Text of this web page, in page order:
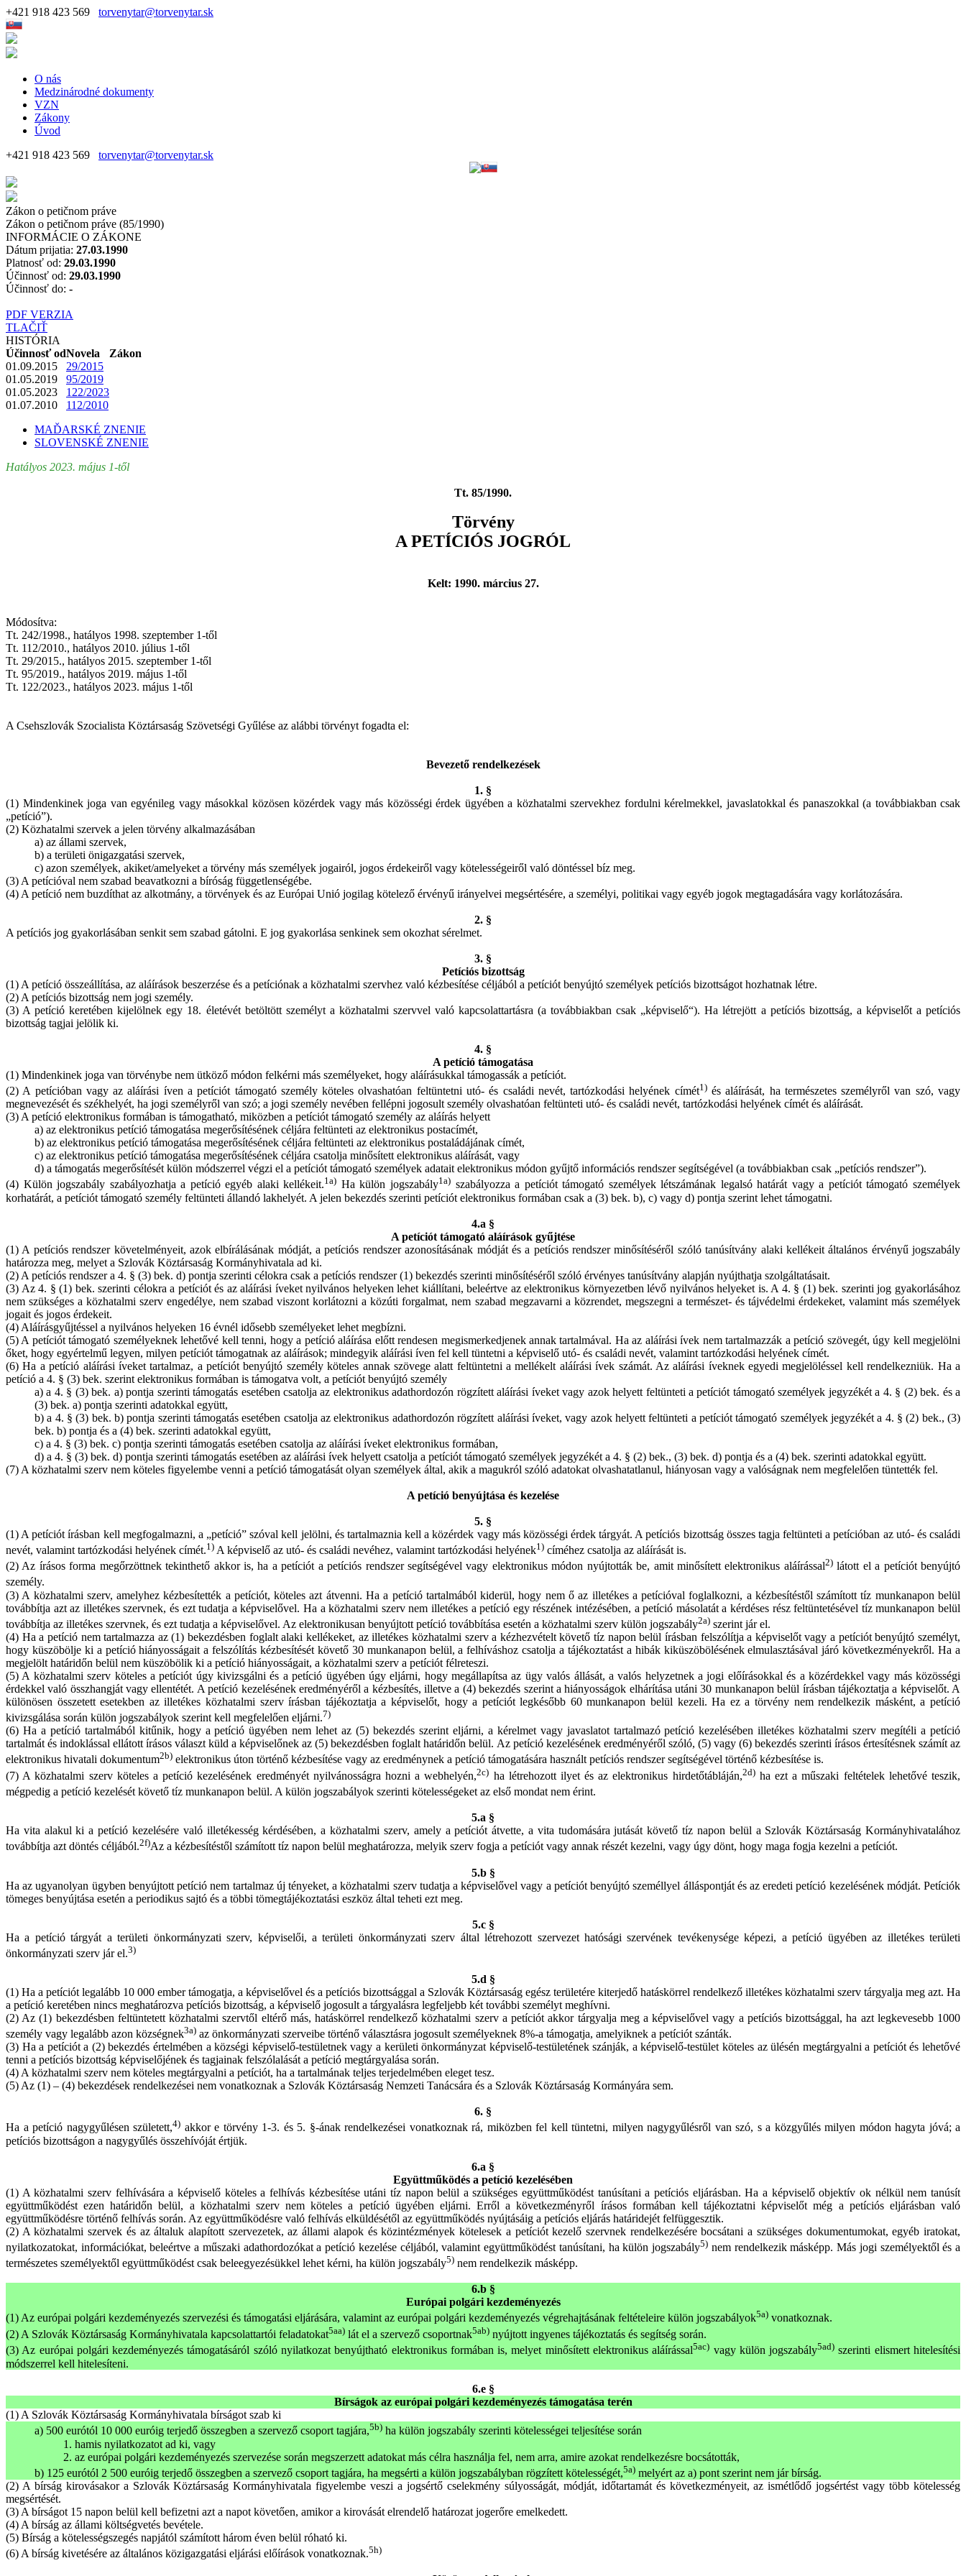
+421 918 423 569 torvenytar@torvenytar.sk
O nás
Medzinárodné dokumenty
VZN
Zákony
Úvod
+421 918 423 569 torvenytar@torvenytar.sk
Zákon o petičnom práve
Zákon o petičnom práve (85/1990)
INFORMÁCIE O ZÁKONE
Dátum prijatia: 27.03.1990
Platnosť od: 29.03.1990
Účinnosť od: 29.03.1990
Účinnosť do: -
PDF VERZIA
TLAČIŤ
HISTÓRIA
Účinnosť odNovela
Zákon
01.09.2015
29/2015
01.05.2019
95/2019
01.05.2023
122/2023
01.07.2010
112/2010
MAĎARSKÉ ZNENIE
SLOVENSKÉ ZNENIE
Hatályos 2023. május 1-től
Tt. 85/1990.
Törvény
A PETÍCIÓS JOGRÓL
Kelt: 1990. március 27.
Módosítva:
Tt. 242/1998., hatályos 1998. szeptember 1-től
Tt. 112/2010., hatályos 2010. július 1-től
Tt. 29/2015., hatályos 2015. szeptember 1-től
Tt. 95/2019., hatályos 2019. május 1-től
Tt. 122/2023., hatályos 2023. május 1-től
A Csehszlovák Szocialista Köztársaság Szövetségi Gyűlése az alábbi törvényt fogadta el:
Bevezető rendelkezések
1. §
(1) Mindenkinek joga van egyénileg vagy másokkal közösen közérdek vagy más közösségi érdek ügyében a közhatalmi szervekhez fordulni kérelmekkel, javaslatokkal és panaszokkal (a továbbiakban csak
„petíció”).
(2) Közhatalmi szervek a jelen törvény alkalmazásában
a) az állami szervek,
b) a területi önigazgatási szervek,
c) azon személyek, akiket/amelyeket a törvény más személyek jogairól, jogos érdekeiről vagy kötelességeiről való döntéssel bíz meg.
(3) A petícióval nem szabad beavatkozni a bíróság függetlenségébe.
(4) A petíció nem buzdíthat az alkotmány, a törvények és az Európai Unió jogilag kötelező érvényű irányelvei megsértésére, a személyi, politikai vagy egyéb jogok megtagadására vagy korlátozására.
2. §
A petíciós jog gyakorlásában senkit sem szabad gátolni. E jog gyakorlása senkinek sem okozhat sérelmet.
3. §
Petíciós bizottság
(1) A petíció összeállítása, az aláírások beszerzése és a petíciónak a közhatalmi szervhez való kézbesítése céljából a petíciót benyújtó személyek petíciós bizottságot hozhatnak létre.
(2) A petíciós bizottság nem jogi személy.
(3) A petíció keretében kijelölnek egy 18. életévét betöltött személyt a közhatalmi szervvel való kapcsolattartásra (a továbbiakban csak „képviselő“). Ha létrejött a petíciós bizottság, a képviselőt a petíciós
bizottság tagjai jelölik ki.
4. §
A petíció támogatása
(1) Mindenkinek joga van törvénybe nem ütköző módon felkérni más személyeket, hogy aláírásukkal támogassák a petíciót.
(2) A petícióban vagy az aláírási íven a petíciót támogató személy köteles olvashatóan feltüntetni utó- és családi nevét, tartózkodási helyének címét1)és aláírását, ha természetes személyről van szó, vagy
megnevezését és székhelyét, ha jogi személyről van szó; a jogi személy nevében fellépni jogosult személy olvashatóan feltünteti utó- és családi nevét, tartózkodási helyének címét és aláírását.
(3) A petíció elektronikus formában is támogatható, miközben a petíciót támogató személy az aláírás helyett
a) az elektronikus petíció támogatása megerősítésének céljára feltünteti az elektronikus postacímét,
b) az elektronikus petíció támogatása megerősítésének céljára feltünteti az elektronikus postaládájának címét,
c) az elektronikus petíció támogatása megerősítésének céljára csatolja minősített elektronikus aláírását, vagy
d) a támogatás megerősítését külön módszerrel végzi el a petíciót támogató személyek adatait elektronikus módon gyűjtő információs rendszer segítségével (a továbbiakban csak „petíciós rendszer”).
(4) Külön jogszabály szabályozhatja a petíció egyéb alaki kellékeit.1a) Ha külön jogszabály1a)szabályozza a petíciót támogató személyek létszámának legalsó határát vagy a petíciót támogató személyek
korhatárát, a petíciót támogató személy feltünteti állandó lakhelyét. A jelen bekezdés szerinti petíciót elektronikus formában csak a (3) bek. b), c) vagy d) pontja szerint lehet támogatni.
4.a §
A petíciót támogató aláírások gyűjtése
(1) A petíciós rendszer követelményeit, azok elbírálásának módját, a petíciós rendszer azonosításának módját és a petíciós rendszer minősítéséről szóló tanúsítvány alaki kellékeit általános érvényű jogszabály
határozza meg, melyet a Szlovák Köztársaság Kormányhivatala ad ki.
(2) A petíciós rendszer a 4. § (3) bek. d) pontja szerinti célokra csak a petíciós rendszer (1) bekezdés szerinti minősítéséről szóló érvényes tanúsítvány alapján nyújthatja szolgáltatásait.
(3) Az 4. § (1) bek. szerinti célokra a petíciót és az aláírási íveket nyilvános helyeken lehet kiállítani, beleértve az elektronikus környezetben lévő nyilvános helyeket is. A 4. § (1) bek. szerinti jog gyakorlásához
nem szükséges a közhatalmi szerv engedélye, nem szabad viszont korlátozni a közúti forgalmat, nem szabad megzavarni a közrendet, megszegni a természet- és tájvédelmi érdekeket, valamint más személyek
jogait és jogos érdekeit.
(4) Aláírásgyűjtéssel a nyilvános helyeken 16 évnél idősebb személyeket lehet megbízni.
(5) A petíciót támogató személyeknek lehetővé kell tenni, hogy a petíció aláírása előtt rendesen megismerkedjenek annak tartalmával. Ha az aláírási ívek nem tartalmazzák a petíció szövegét, úgy kell megjelölni
őket, hogy egyértelmű legyen, milyen petíciót támogatnak az aláírások; mindegyik aláírási íven fel kell tüntetni a képviselő utó- és családi nevét, valamint tartózkodási helyének címét.
(6) Ha a petíció aláírási íveket tartalmaz, a petíciót benyújtó személy köteles annak szövege alatt feltüntetni a mellékelt aláírási ívek számát. Az aláírási íveknek egyedi megjelöléssel kell rendelkezniük. Ha a
petíció a 4. § (3) bek. szerint elektronikus formában is támogatva volt, a petíciót benyújtó személy
a) a 4. § (3) bek. a) pontja szerinti támogatás esetében csatolja az elektronikus adathordozón rögzített aláírási íveket vagy azok helyett feltünteti a petíciót támogató személyek jegyzékét a 4. § (2) bek. és a
(3) bek. a) pontja szerinti adatokkal együtt,
b) a 4. § (3) bek. b) pontja szerinti támogatás esetében csatolja az elektronikus adathordozón rögzített aláírási íveket, vagy azok helyett feltünteti a petíciót támogató személyek jegyzékét a 4. § (2) bek., (3)
bek. b) pontja és a (4) bek. szerinti adatokkal együtt,
c) a 4. § (3) bek. c) pontja szerinti támogatás esetében csatolja az aláírási íveket elektronikus formában,
d) a 4. § (3) bek. d) pontja szerinti támogatás esetében az aláírási ívek helyett csatolja a petíciót támogató személyek jegyzékét a 4. § (2) bek., (3) bek. d) pontja és a (4) bek. szerinti adatokkal együtt.
(7) A közhatalmi szerv nem köteles figyelembe venni a petíció támogatását olyan személyek által, akik a magukról szóló adatokat olvashatatlanul, hiányosan vagy a valóságnak nem megfelelően tüntették fel.
A petíció benyújtása és kezelése
5. §
(1) A petíciót írásban kell megfogalmazni, a „petíció” szóval kell jelölni, és tartalmaznia kell a közérdek vagy más közösségi érdek tárgyát. A petíciós bizottság összes tagja feltünteti a petícióban az utó- és családi
nevét, valamint tartózkodási helyének címét.1) A képviselő az utó- és családi nevéhez, valamint tartózkodási helyének1) címéhez csatolja az aláírását is.
(2) Az írásos forma megőrzöttnek tekinthető akkor is, ha a petíciót a petíciós rendszer segítségével vagy elektronikus módon nyújtották be, amit minősített elektronikus aláírással2)látott el a petíciót benyújtó
személy.
(3) A közhatalmi szerv, amelyhez kézbesítették a petíciót, köteles azt átvenni. Ha a petíció tartalmából kiderül, hogy nem ő az illetékes a petícióval foglalkozni, a kézbesítéstől számított tíz munkanapon belül
továbbítja azt az illetékes szervnek, és ezt tudatja a képviselővel. Ha a közhatalmi szerv nem illetékes a petíció egy részének intézésében, a petíció másolatát a kérdéses rész feltüntetésével tíz munkanapon belül
továbbítja az illetékes szervnek, és ezt tudatja a képviselővel. Az elektronikusan benyújtott petíció továbbítása esetén a közhatalmi szerv külön jogszabály2a) szerint jár el.
(4) Ha a petíció nem tartalmazza az (1) bekezdésben foglalt alaki kellékeket, az illetékes közhatalmi szerv a kézhezvételt követő tíz napon belül írásban felszólítja a képviselőt vagy a petíciót benyújtó személyt,
hogy küszöbölje ki a petíció hiányosságait a felszólítás kézbesítését követő 30 munkanapon belül, a felhíváshoz csatolja a tájékoztatást a hibák kiküszöbölésének elmulasztásával járó következményekről. Ha a
megjelölt határidőn belül nem küszöbölik ki a petíció hiányosságait, a közhatalmi szerv a petíciót félreteszi.
(5) A közhatalmi szerv köteles a petíciót úgy kivizsgálni és a petíció ügyében úgy eljárni, hogy megállapítsa az ügy valós állását, a valós helyzetnek a jogi előírásokkal és a közérdekkel vagy más közösségi
érdekkel való összhangját vagy ellentétét. A petíció kezelésének eredményéről a kézbesítés, illetve a (4) bekezdés szerint a hiányosságok elhárítása utáni 30 munkanapon belül írásban tájékoztatja a képviselőt. A
különösen összetett esetekben az illetékes közhatalmi szerv írásban tájékoztatja a képviselőt, hogy a petíciót legkésőbb 60 munkanapon belül kezeli. Ha ez a törvény nem rendelkezik másként, a petíció
kivizsgálása során külön jogszabályok szerint kell megfelelően eljárni.7)
(6) Ha a petíció tartalmából kitűnik, hogy a petíció ügyében nem lehet az (5) bekezdés szerint eljárni, a kérelmet vagy javaslatot tartalmazó petíció kezelésében illetékes közhatalmi szerv megítéli a petíció
tartalmát és indoklással ellátott írásos választ küld a képviselőnek az (5) bekezdésben foglalt határidőn belül. Az petíció kezelésének eredményéről szóló, (5) vagy (6) bekezdés szerinti írásos értesítésnek számít az
elektronikus hivatali dokumentum2b) elektronikus úton történő kézbesítése vagy az eredménynek a petíció támogatására használt petíciós rendszer segítségével történő kézbesítése is.
(7) A közhatalmi szerv köteles a petíció kezelésének eredményét nyilvánosságra hozni a webhelyén,2c) ha létrehozott ilyet és az elektronikus hirdetőtábláján,2d)ha ezt a műszaki feltételek lehetővé teszik,
mégpedig a petíció kezelését követő tíz munkanapon belül. A külön jogszabályok szerinti kötelességeket az első mondat nem érint.
5.a §
Ha vita alakul ki a petíció kezelésére való illetékesség kérdésében, a közhatalmi szerv, amely a petíciót átvette, a vita tudomására jutását követő tíz napon belül a Szlovák Köztársaság Kormányhivatalához
továbbítja azt döntés céljából.2f)Az a kézbesítéstől számított tíz napon belül meghatározza, melyik szerv fogja a petíciót vagy annak részét kezelni, vagy úgy dönt, hogy maga fogja kezelni a petíciót.
5.b §
Ha az ugyanolyan ügyben benyújtott petíció nem tartalmaz új tényeket, a közhatalmi szerv tudatja a képviselővel vagy a petíciót benyújtó személlyel álláspontját és az eredeti petíció kezelésének módját. Petíciók
tömeges benyújtása esetén a periodikus sajtó és a többi tömegtájékoztatási eszköz által teheti ezt meg.
5.c §
Ha a petíció tárgyát a területi önkormányzati szerv, képviselői, a területi önkormányzati szerv által létrehozott szervezet hatósági szervének tevékenysége képezi, a petíció ügyében az illetékes területi
önkormányzati szerv jár el.3)
5.d §
(1) Ha a petíciót legalább 10 000 ember támogatja, a képviselővel és a petíciós bizottsággal a Szlovák Köztársaság egész területére kiterjedő hatáskörrel rendelkező illetékes közhatalmi szerv tárgyalja meg azt. Ha
a petíció keretében nincs meghatározva petíciós bizottság, a képviselő jogosult a tárgyalásra legfeljebb két további személyt meghívni.
(2) Az (1) bekezdésben feltüntetett közhatalmi szervtől eltérő más, hatáskörrel rendelkező közhatalmi szerv a petíciót akkor tárgyalja meg a képviselővel vagy a petíciós bizottsággal, ha azt legkevesebb 1000
személy vagy legalább azon községnek3a) az önkormányzati szerveibe történő választásra jogosult személyeknek 8%-a támogatja, amelyiknek a petíciót szánták.
(3) Ha a petíciót a (2) bekezdés értelmében a községi képviselő-testületnek vagy a kerületi önkormányzat képviselő-testületének szánják, a képviselő-testület köteles az ülésén megtárgyalni a petíciót és lehetővé
tenni a petíciós bizottság képviselőjének és tagjainak felszólalását a petíció megtárgyalása során.
(4) A közhatalmi szerv nem köteles megtárgyalni a petíciót, ha a tartalmának teljes terjedelmében eleget tesz.
(5) Az (1) – (4) bekezdések rendelkezései nem vonatkoznak a Szlovák Köztársaság Nemzeti Tanácsára és a Szlovák Köztársaság Kormányára sem.
6. §
Ha a petíció nagygyűlésen született,4) akkor e törvény 1-3. és 5. §-ának rendelkezései vonatkoznak rá, miközben fel kell tüntetni, milyen nagygyűlésről van szó, s a közgyűlés milyen módon hagyta jóvá; a
petíciós bizottságon a nagygyűlés összehívóját értjük.
6.a §
Együttműködés a petíció kezelésében
(1) A közhatalmi szerv felhívására a képviselő köteles a felhívás kézbesítése utáni tíz napon belül a szükséges együttműködést tanúsítani a petíciós eljárásban. Ha a képviselő objektív ok nélkül nem tanúsít
együttműködést ezen határidőn belül, a közhatalmi szerv nem köteles a petíció ügyében eljárni. Erről a következményről írásos formában kell tájékoztatni képviselőt még a petíciós eljárásban való
együttműködésre történő felhívás során. Az együttműködésre való felhívás elküldésétől az együttműködés nyújtásáig a petíciós eljárás határidejét felfüggesztik.
(2) A közhatalmi szervek és az általuk alapított szervezetek, az állami alapok és közintézmények kötelesek a petíciót kezelő szervnek rendelkezésére bocsátani a szükséges dokumentumokat, egyéb iratokat,
nyilatkozatokat, információkat, beleértve a műszaki adathordozókat a petíció kezelése céljából, valamint együttműködést tanúsítani, ha külön jogszabály5) nem rendelkezik másképp. Más jogi személyektől és a
természetes személyektől együttműködést csak beleegyezésükkel lehet kérni, ha külön jogszabály5) nem rendelkezik másképp.
6.b §
Európai polgári kezdeményezés
(1) Az európai polgári kezdeményezés szervezési és támogatási eljárására, valamint az európai polgári kezdeményezés végrehajtásának feltételeire külön jogszabályok5a) vonatkoznak.
(2) A Szlovák Köztársaság Kormányhivatala kapcsolattartói feladatokat5aa) lát el a szervező csoportnak5ab) nyújtott ingyenes tájékoztatás és segítség során.
(3) Az európai polgári kezdeményezés támogatásáról szóló nyilatkozat benyújtható elektronikus formában is, melyet minősített elektronikus aláírással5ac) vagy külön jogszabály5ad) szerinti elismert hitelesítési
módszerrel kell hitelesíteni.
6.e §
Bírságok az európai polgári kezdeményezés támogatása terén
(1) A Szlovák Köztársaság Kormányhivatala bírságot szab ki
a) 500 eurótól 10 000 euróig terjedő összegben a szervező csoport tagjára,5b) ha külön jogszabály szerinti kötelességei teljesítése során
1. hamis nyilatkozatot ad ki, vagy
2. az európai polgári kezdeményezés szervezése során megszerzett adatokat más célra használja fel, nem arra, amire azokat rendelkezésre bocsátották,
b) 125 eurótól 2 500 euróig terjedő összegben a szervező csoport tagjára, ha megsérti a külön jogszabályban rögzített kötelességét,5a) melyért az a) pont szerint nem jár bírság.
(2) A bírság kirovásakor a Szlovák Köztársaság Kormányhivatala figyelembe veszi a jogsértő cselekmény súlyosságát, módját, időtartamát és következményeit, az ismétlődő jogsértést vagy több kötelesség
megsértését.
(3) A bírságot 15 napon belül kell befizetni azt a napot követően, amikor a kirovását elrendelő határozat jogerőre emelkedett.
(4) A bírság az állami költségvetés bevétele.
(5) Bírság a kötelességszegés napjától számított három éven belül róható ki.
(6) A bírság kivetésére az általános közigazgatási eljárási előírások vonatkoznak.5h)